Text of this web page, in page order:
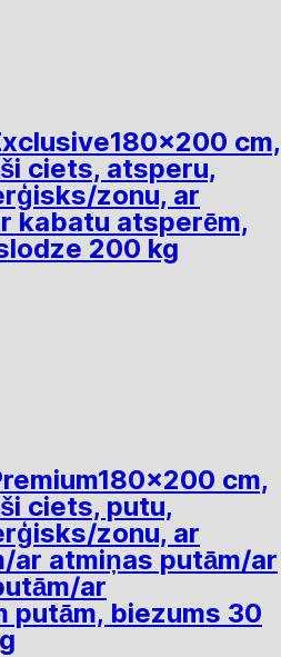
180x200 cm,
ciets, atsperu,
zonu, ar
kabatu atsperēm,
200 kg
180x200 cm,
ciets, putu,
zonu, ar
ar atmiņas putām/ar
ar
putām, biezums 30